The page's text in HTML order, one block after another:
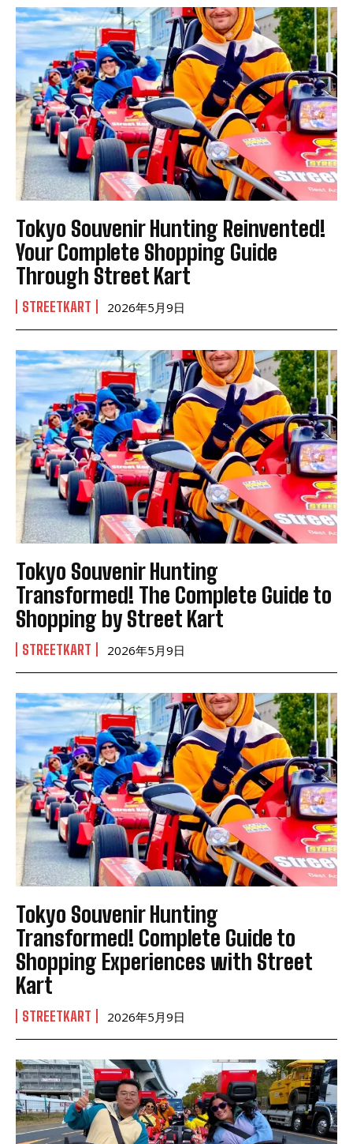
Tokyo Souvenir Hunting Reinvented!
Your Complete Shopping Guide
Through Street Kart
STREETKART 2026年5月9日
Tokyo Souvenir Hunting
Transformed! The Complete Guide to
Shopping by Street Kart
STREETKART 2026年5月9日
Tokyo Souvenir Hunting
Transformed! Complete Guide to
Shopping Experiences with Street
Kart
STREETKART 2026年5月9日